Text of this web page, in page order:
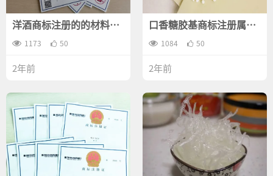
洋酒商标注册的的材料费
用是什么？
1173 50
2年前
口香糖胶基商标注册属于
哪一类？
1084 50
2年前